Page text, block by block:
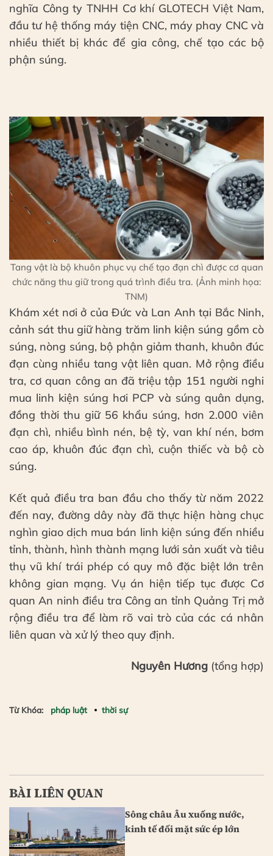
nghĩa Công ty TNHH Cơ khí GLOTECH Việt Nam,
đầu tư hệ thống máy tiện CNC, máy phay CNC và
nhiều thiết bị khác để gia công, chế tạo các bộ
phận súng.
Tang vật là bộ khuôn phục vụ chế tạo đạn chì được cơ quan
chức năng thu giữ trong quá trình điều tra. (Ảnh minh họa:
TNM)
Khám xét nơi ở của Đức và Lan Anh tại Bắc Ninh,
cảnh sát thu giữ hàng trăm linh kiện súng gồm cò
súng, nòng súng, bộ phận giảm thanh, khuôn đúc
đạn cùng nhiều tang vật liên quan. Mở rộng điều
tra, cơ quan công an đã triệu tập 151 người nghi
mua linh kiện súng hơi PCP và súng quân dụng,
đồng thời thu giữ 56 khẩu súng, hơn 2.000 viên
đạn chì, nhiều bình nén, bệ tỳ, van khí nén, bơm
cao áp, khuôn đúc đạn chì, cuộn thiếc và bộ cò
súng.
Kết quả điều tra ban đầu cho thấy từ năm 2022
đến nay, đường dây này đã thực hiện hàng chục
nghìn giao dịch mua bán linh kiện súng đến nhiều
tỉnh, thành, hình thành mạng lưới sản xuất và tiêu
thụ vũ khí trái phép có quy mô đặc biệt lớn trên
không gian mạng. Vụ án hiện tiếp tục được Cơ
quan An ninh điều tra Công an tỉnh Quảng Trị mở
rộng điều tra để làm rõ vai trò của các cá nhân
liên quan và xử lý theo quy định.
Nguyên Hương (tổng hợp)
Từ Khóa: pháp luật thời sự
BÀI LIÊN QUAN
Sông châu Âu xuống nước,
kinh tế đối mặt sức ép lớn